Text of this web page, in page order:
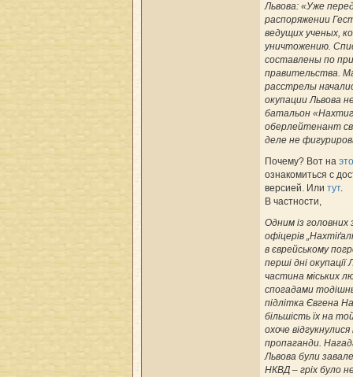
Львова: «Уже
распоряжении
ведущих ученых,
уничтожению.
составлены по
правительства.
расстрелы
окупации Львова
батальон
оберлейтенант
деле не
Почему? Вот на
ознакомиться с
версией. Или тут.
В частности,
Одним із головних
офіцерів
в єврейському
перші дні окупації
частина міських
спогадами
підлітка Євгена
більшість їх на
охоче
пропаганди.
Львова були
НКВД – гріх було